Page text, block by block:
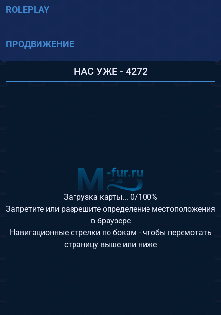
ROLEPLAY
ПРОДВИЖЕНИЕ
НАС УЖЕ - 4272
Загрузка карты... 0/100%
Запретите или разрешите определение местоположения
в браузере
Навигационные стрелки по бокам - чтобы перемотать
страницу выше или ниже